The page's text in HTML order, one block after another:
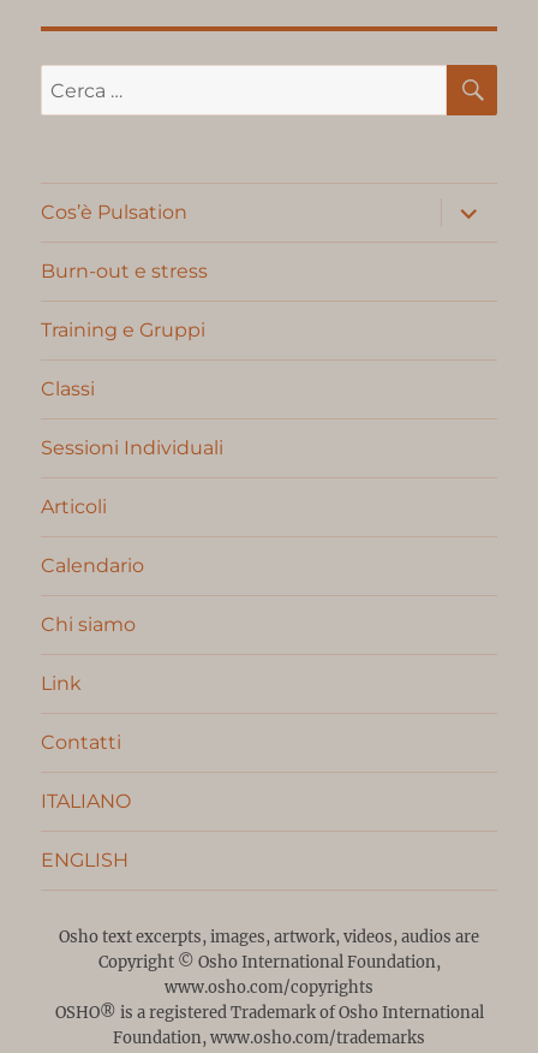
Cerca:
Cos’è Pulsation
apri
i
menu
Burn-out e stress
Training e Gruppi
Classi
Sessioni Individuali
Articoli
Calendario
Chi siamo
Link
Contatti
ITALIANO
ENGLISH
Osho text excerpts, images, artwork, videos, audios are
Copyright © Osho International Foundation,
www.osho.com/copyrights
OSHO® is a registered Trademark of Osho International
Foundation,www.osho.com/trademarks